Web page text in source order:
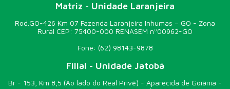
Matriz - Unidade Laranjeira
Rod.GO-426 Km 07 Fazenda Laranjeira Inhumas – GO - Zona
Rural CEP: 75400-000 RENASEM nº00962-GO
Fone: (62) 98143-9878
Filial - Unidade Jatobá
Br - 153, Km 8,5 (Ao lado do Real Privê) - Aparecida de Goiânia -